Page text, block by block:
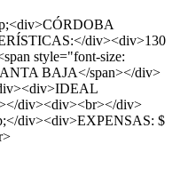
div><div>130
style="font-size:
BAJA</span></div>
div><div><br></div>
div><div>EXPENSAS: $